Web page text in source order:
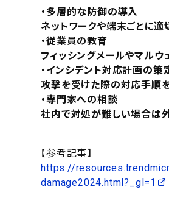
・多層的な防御の導入
ネットワークや端末ごとに適
・従業員の教育
フィッシングメールやマルウ
・インシデント対応計画の策
攻撃を受けた際の対応手順を
・専門家への相談
社内で対処が難しい場合は
【参考記事】
https://
damage2024.html?_gl=1